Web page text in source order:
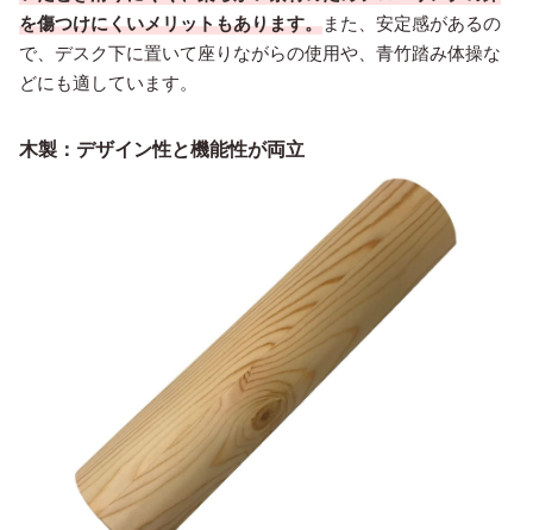
を傷つけにくいメリットもあります。また、安定感があるの
で、デスク下に置いて座りながらの使用や、青竹踏み体操な
どにも適しています。
木製：デザイン性と機能性が両立